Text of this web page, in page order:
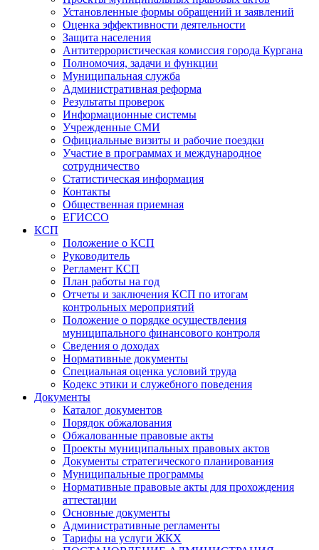
Установленные формы обращений и заявлений
Оценка эффективности деятельности
Защита населения
Антитеррористическая комиссия города Кургана
Полномочия, задачи и функции
Муниципальная служба
Административная реформа
Результаты проверок
Информационные системы
Учрежденные СМИ
Официальные визиты и рабочие поездки
Участие в программах и международное
сотрудничество
Статистическая информация
Контакты
Общественная приемная
ЕГИССО
КСП
Положение о КСП
Руководитель
Регламент КСП
План работы на год
Отчеты и заключения КСП по итогам
контрольных мероприятий
Положение о порядке осуществления
муниципального финансового контроля
Сведения о доходах
Нормативные документы
Специальная оценка условий труда
Кодекс этики и служебного поведения
Документы
Каталог документов
Порядок обжалования
Обжалованные правовые акты
Проекты муниципальных правовых актов
Документы стратегического планирования
Муниципальные программы
Нормативные правовые акты для прохождения
аттестации
Основные документы
Административные регламенты
Тарифы на услуги ЖКХ